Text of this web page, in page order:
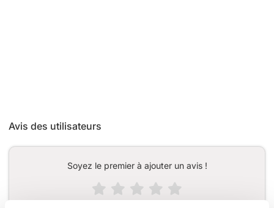
Avis des utilisateurs
Soyez le premier à ajouter un avis !